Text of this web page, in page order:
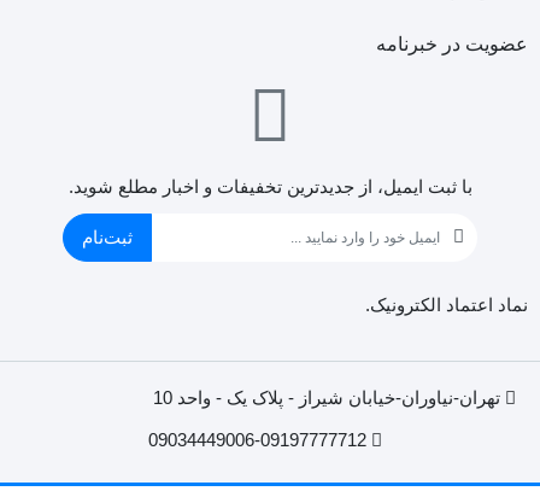
عضویت در خبرنامه
با ثبت ایمیل، از جدید‌ترین تخفیفات و اخبار مطلع شوید.
ثبت‌نام
نماد اعتماد الکترونیک.
تهران-نیاوران-خیابان شیراز - پلاک یک - واحد 10
09034449006-09197777712